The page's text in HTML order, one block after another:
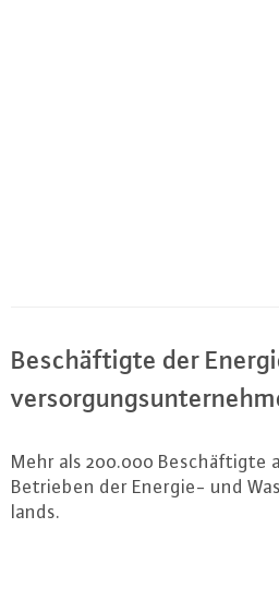
Be­schäf­tig­te der
Mehr als 200.000 Be­schäf­tig­te
Betrieben der Energie- und
lands.